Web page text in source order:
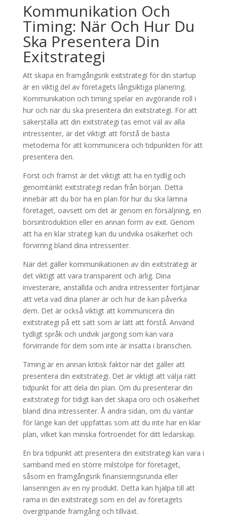
Kommunikation Och
Timing: När Och Hur Du
Ska Presentera Din
Exitstrategi
Att skapa en framgångsrik exitstrategi för din startup
är en viktig del av företagets långsiktiga planering.
Kommunikation och timing spelar en avgörande roll i
hur och när du ska presentera din exitstrategi. För att
säkerställa att din exitstrategi tas emot väl av alla
intressenter, är det viktigt att förstå de bästa
metoderna för att kommunicera och tidpunkten för att
presentera den.
Först och främst är det viktigt att ha en tydlig och
genomtänkt exitstrategi redan från början. Detta
innebär att du bör ha en plan för hur du ska lämna
företaget, oavsett om det är genom en försäljning, en
börsintroduktion eller en annan form av exit. Genom
att ha en klar strategi kan du undvika osäkerhet och
förvirring bland dina intressenter.
När det gäller kommunikationen av din exitstrategi är
det viktigt att vara transparent och ärlig. Dina
investerare, anställda och andra intressenter förtjänar
att veta vad dina planer är och hur de kan påverka
dem. Det är också viktigt att kommunicera din
exitstrategi på ett sätt som är lätt att förstå. Använd
tydligt språk och undvik jargong som kan vara
förvirrande för dem som inte är insatta i branschen.
Timing är en annan kritisk faktor när det gäller att
presentera din exitstrategi. Det är viktigt att välja rätt
tidpunkt för att dela din plan. Om du presenterar din
exitstrategi för tidigt kan det skapa oro och osäkerhet
bland dina intressenter. Å andra sidan, om du väntar
för länge kan det uppfattas som att du inte har en klar
plan, vilket kan minska förtroendet för ditt ledarskap.
En bra tidpunkt att presentera din exitstrategi kan vara i
samband med en större milstolpe för företaget,
såsom en framgångsrik finansieringsrunda eller
lanseringen av en ny produkt. Detta kan hjälpa till att
rama in din exitstrategi som en del av företagets
övergripande framgång och tillväxt.